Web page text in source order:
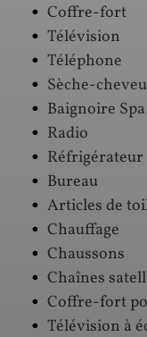
Coffre-fort
Télévision
Téléphone
Sèche-
Baignoire Spa
Radio
Réfrigérateur
Bureau
Articles de
Chauffage
Chaussons
Chaînes
Coffre-fort
Télévision à